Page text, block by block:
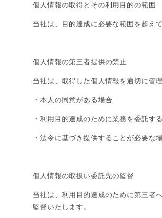
個人情報の取得とその利用目的の範囲
当社は、目的達成に必要な範囲を超え
個人情報の第三者提供の禁止
当社は、取得した個人情報を適切に管
・本人の同意がある場合
・利用目的達成のために業務を委託す
・法令に基づき提供することが必要な
個人情報の取扱い委託先の監督
当社は、利用目的達成のために第三者
監督いたします。